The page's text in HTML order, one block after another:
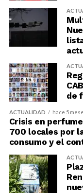
de
ACTUALIDAD hace 5
Crisis en
700 locales por
consumo y el